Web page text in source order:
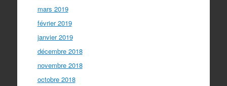
mars 2019
février 2019
janvier 2019
décembre 2018
novembre 2018
octobre 2018